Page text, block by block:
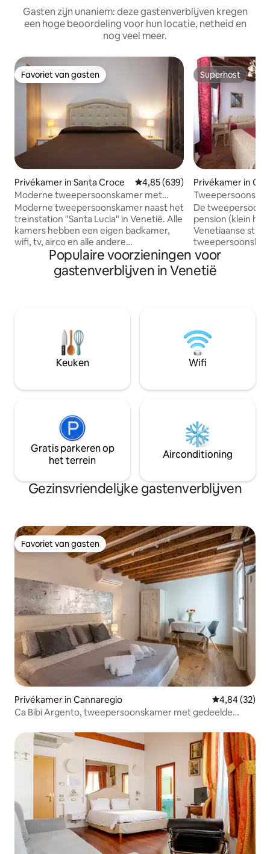
Gasten zijn unaniem: deze gastenverblijven kregen
een hoge beoordeling voor hun locatie, netheid en
nog veel meer.
Favoriet van gasten
Favoriet van gasten
Privékamer in Santa Croce Gemiddelde beoordeling van
4,85 (639)
Moderne tweepersoonskamer met
eigen badkamer
Moderne tweepersoonskamer naast het
treinstation "Santa Lucia" in Venetië. Alle
kamers hebben een eigen badkamer,
wifi, tv, airco en alle andere
voorzieningen om een comfortabel
verblijf te garanderen. De lokale
toeristenbelasting (€ 3 pppn) is niet
inchecken na 21 uur, geen zelf
inchecken). Lokale toeristenbelasting
(3€ pppn) is niet inbegrepen en moet
contant worden betaald bij het
Superhost
Superhost
Privékamer in
met eigen
De
pension (klein
Venetiaanse stijl
airco (juni -
(oktober -
stoelen,
per nacht is niet
contant worden
inchecken.
Populaire voorzieningen voor
gastenverblijven in Venetië
Keuken Wifi
Gratis parkeren op
het terrein
Airconditioning
Gezinsvriendelijke gastenverblijven
Favoriet van gasten
Favoriet van gasten
Privékamer in Cannaregio Gemiddelde
4,84 (32)
Ca Bibi Argento, tweepersoonskamer met gedeelde